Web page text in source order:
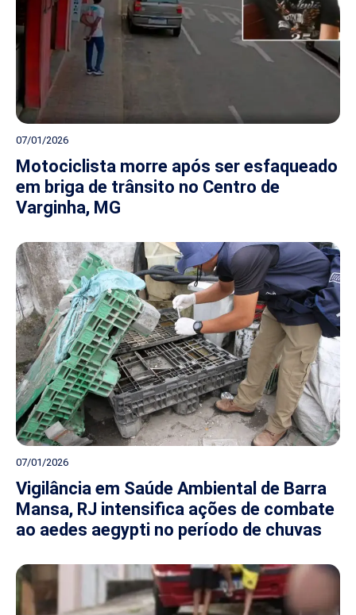
07/01/2026
Motociclista morre após ser esfaqueado
em briga de trânsito no Centro de
Varginha, MG
07/01/2026
Vigilância em Saúde Ambiental de Barra
Mansa, RJ intensifica ações de combate
ao aedes aegypti no período de chuvas